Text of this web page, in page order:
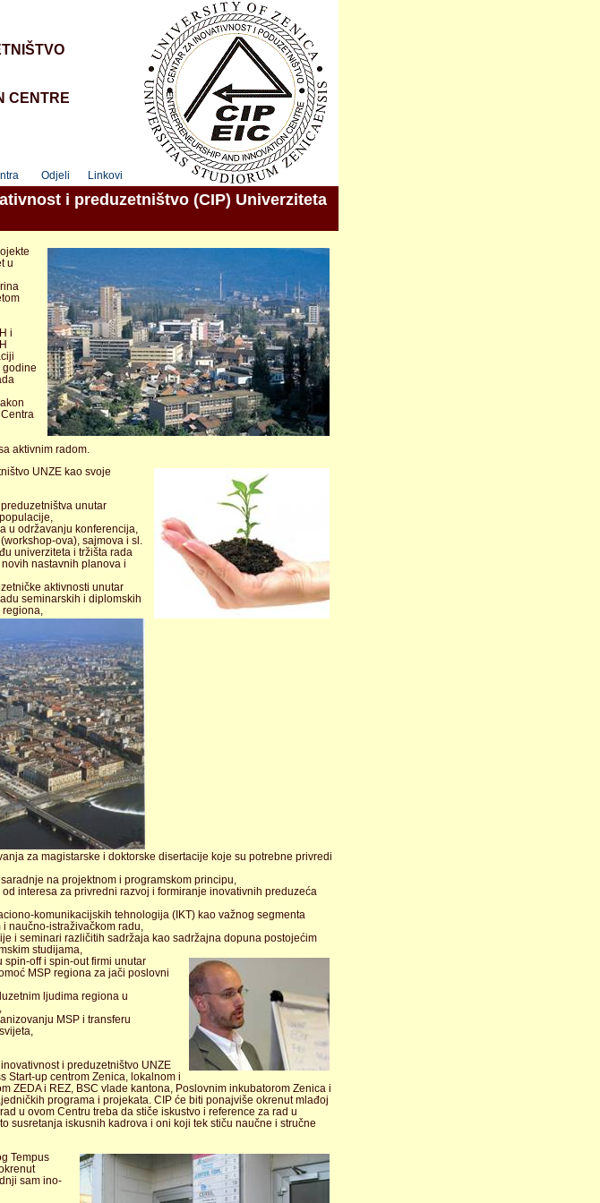
CENTRE
Odjeli Linkovi
i preduzetništvo (CIP) Univerziteta
u
i
godine
aktivnim radom.
UNZE kao svoje
unutar
u održavanju konferencija,
ova), sajmova i sl.
univerziteta i tržišta rada
nastavnih planova i
aktivnosti unutar
seminarskih i diplomskih
regiona,
za magistarske i doktorske disertacije koje su potrebne privredi
na projektnom i programskom principu,
interesa za privredni razvoj i formiranje inovativnih preduzeća
komunikacijskih tehnologija (IKT) kao važnog segmenta
naučno-istraživačkom radu,
i seminari različitih sadržaja kao sadržajna dopuna postojećim
studijama,
spin-off i spin-out firmi unutar
MSP regiona za jači poslovni
ljudima regiona u
MSP i transferu
i preduzetništvo UNZE
Start-up centrom Zenica, lokalnom i
ZEDA i REZ, BSC vlade kantona, Poslovnim inkubatorom Zenica i
programa i projekata. CIP će biti ponajviše okrenut mlađoj
u ovom Centru treba da stiče iskustvo i reference za rad u
susretanja iskusnih kadrova i oni koji tek stiču naučne i stručne
Tempus
sam ino-